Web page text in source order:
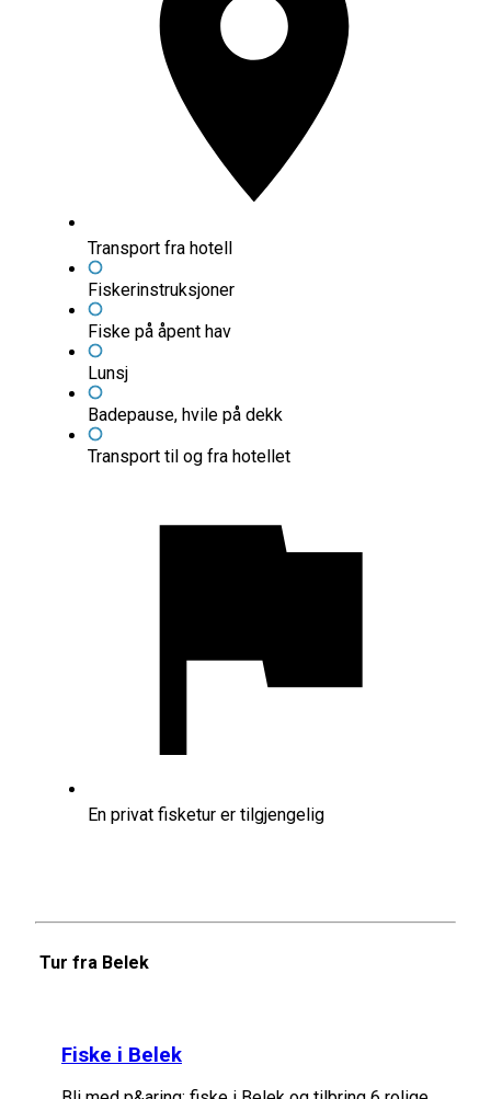
Transport fra hotell
Fiskerinstruksjoner
Fiske på åpent hav
Lunsj
Badepause, hvile på dekk
Transport til og fra hotellet
En privat fisketur er tilgjengelig
Tur fra Belek
Fiske i Belek